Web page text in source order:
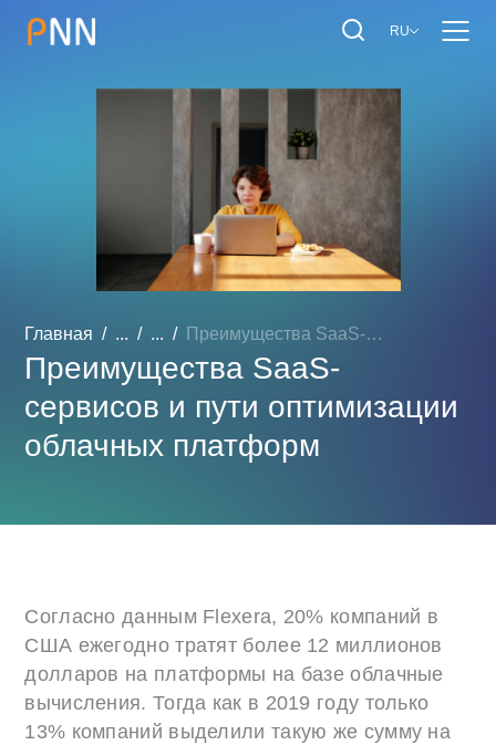
RU
Главная ... ... Преимущества SaaS-сервисо...
Преимущества SaaS-
сервисов и пути оптимизации
облачных платформ
Согласно данным Flexera, 20% компаний в
США ежегодно тратят более 12 миллионов
долларов на платформы на базе облачные
вычисления. Тогда как в 2019 году только
13% компаний выделили такую же сумму на